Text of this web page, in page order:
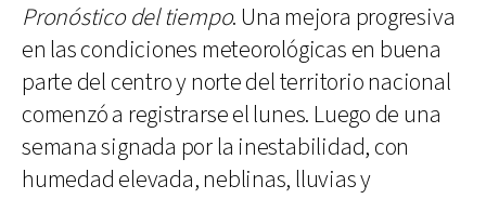
Pronóstico del tiempo. Una mejora progresiva
en las condiciones meteorológicas en buena
parte del centro y norte del territorio nacional
comenzó a registrarse el lunes. Luego de una
semana signada por la inestabilidad, con
humedad elevada, neblinas, lluvias y